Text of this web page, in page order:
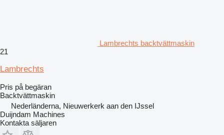
Lambrechts backtvättmaskin
21
Lambrechts
Pris på begäran
Backtvättmaskin
Nederländerna, Nieuwerkerk aan den IJssel
Duijndam Machines
Kontakta säljaren